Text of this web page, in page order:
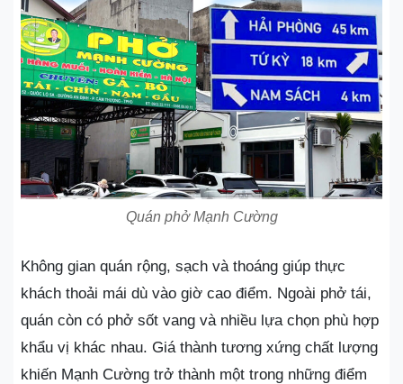
Quán phở Mạnh Cường
Không gian quán rộng, sạch và thoáng giúp thực
khách thoải mái dù vào giờ cao điểm. Ngoài phở tái,
quán còn có phở sốt vang và nhiều lựa chọn phù hợp
khẩu vị khác nhau. Giá thành tương xứng chất lượng
khiến Mạnh Cường trở thành một trong những điểm